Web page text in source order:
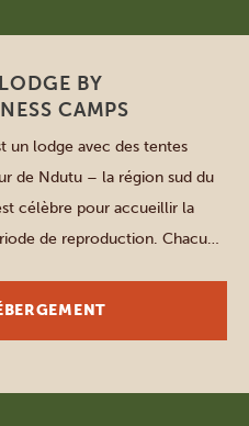
BY
CAMPS
un lodge avec des tentes
de Ndutu – la région sud du
célèbre pour accueillir la
de reproduction. Chacune